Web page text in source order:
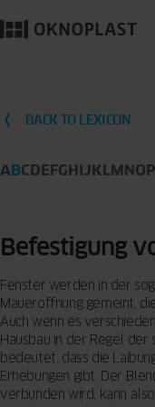
BACK TO LEXICON
ABCDEFGHIJKLMNOP
Befestigung
Fenster werden in der
Maueröffnung gemeint,
Auch wenn es
Hausbau in der Regel
bedeutet, dass die
Erhebungen gibt. Der
verbunden wird, kann